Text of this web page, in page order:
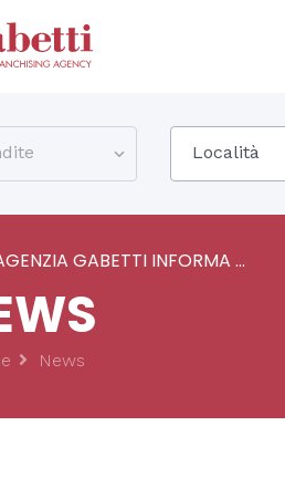
Località
GABETTI INFORMA ...
News